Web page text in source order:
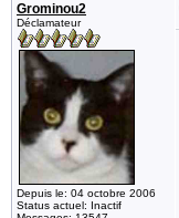
Grominou2
Déclamateur
Depuis le: 04 octobre 2006
Status actuel: Inactif